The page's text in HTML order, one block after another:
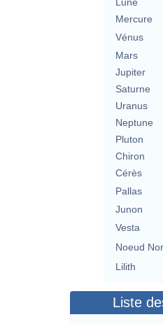
Lune
Mercure
Vénus
Mars
Jupiter
Saturne
Uranus
Neptune
Pluton
Chiron
Cérès
Pallas
Junon
Vesta
Noeud
Lilith
Liste